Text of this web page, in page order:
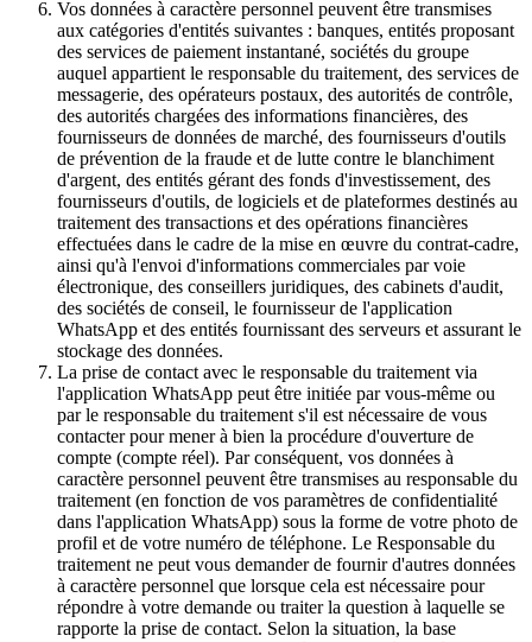
Vos données à caractère personnel peuvent être transmises
aux catégories d'entités suivantes : banques, entités proposant
des services de paiement instantané, sociétés du groupe
auquel appartient le responsable du traitement, des services de
messagerie, des opérateurs postaux, des autorités de contrôle,
des autorités chargées des informations financières, des
fournisseurs de données de marché, des fournisseurs d'outils
de prévention de la fraude et de lutte contre le blanchiment
d'argent, des entités gérant des fonds d'investissement, des
fournisseurs d'outils, de logiciels et de plateformes destinés au
traitement des transactions et des opérations financières
effectuées dans le cadre de la mise en œuvre du contrat-cadre,
ainsi qu'à l'envoi d'informations commerciales par voie
électronique, des conseillers juridiques, des cabinets d'audit,
des sociétés de conseil, le fournisseur de l'application
WhatsApp et des entités fournissant des serveurs et assurant le
stockage des données.
La prise de contact avec le responsable du traitement via
l'application WhatsApp peut être initiée par vous-même ou
par le responsable du traitement s'il est nécessaire de vous
contacter pour mener à bien la procédure d'ouverture de
compte (compte réel). Par conséquent, vos données à
caractère personnel peuvent être transmises au responsable du
traitement (en fonction de vos paramètres de confidentialité
dans l'application WhatsApp) sous la forme de votre photo de
profil et de votre numéro de téléphone. Le Responsable du
traitement ne peut vous demander de fournir d'autres données
à caractère personnel que lorsque cela est nécessaire pour
répondre à votre demande ou traiter la question à laquelle se
rapporte la prise de contact. Selon la situation, la base